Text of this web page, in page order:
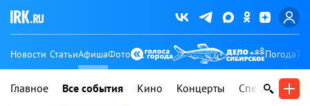
Новости СтатьиАфишаФото Погода
Главное Все события Кино Концерты Спектакли